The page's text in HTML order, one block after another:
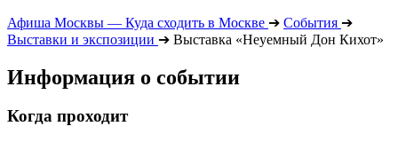
Афиша Москвы — Куда сходить в Москве ➔ События ➔
Выставки и экспозиции ➔ Выставка «Неуемный Дон Кихот»
Информация о событии
Когда проходит